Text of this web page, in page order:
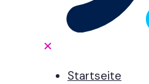
✕
Startseite